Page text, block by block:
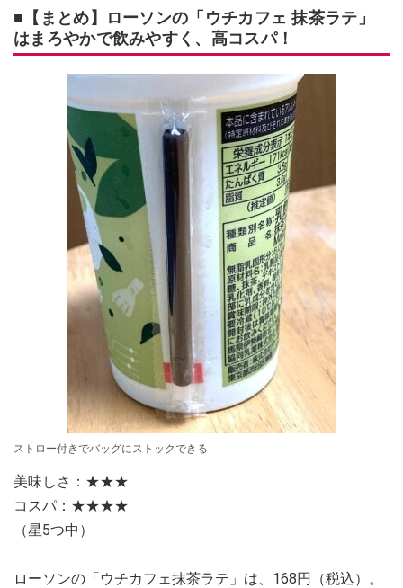
■【まとめ】ローソンの「ウチカフェ 抹茶ラテ」
はまろやかで飲みやすく、高コスパ！
ストロー付きでバッグにストックできる
美味しさ：★★★
コスパ：★★★★
（星5つ中）
ローソンの「ウチカフェ抹茶ラテ」は、168円（税込）。